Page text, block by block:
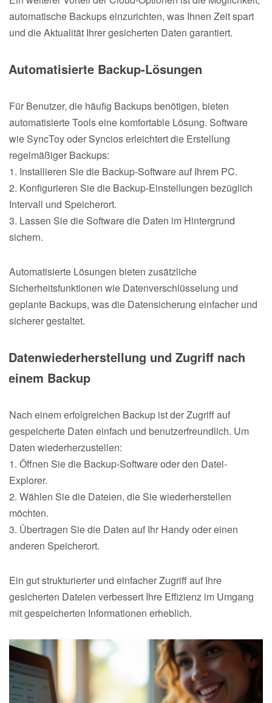
automatische Backups einzurichten, was Ihnen Zeit spart
und die Aktualität Ihrer gesicherten Daten garantiert.
Automatisierte Backup-Lösungen
Für Benutzer, die häufig Backups benötigen, bieten
automatisierte Tools eine komfortable Lösung. Software
wie SyncToy oder Syncios erleichtert die Erstellung
regelmäßiger Backups:
1. Installieren Sie die Backup-Software auf Ihrem PC.
2. Konfigurieren Sie die Backup-Einstellungen bezüglich
Intervall und Speicherort.
3. Lassen Sie die Software die Daten im Hintergrund
sichern.
Automatisierte Lösungen bieten zusätzliche
Sicherheitsfunktionen wie Datenverschlüsselung und
geplante Backups, was die Datensicherung einfacher und
sicherer gestaltet.
Datenwiederherstellung und Zugriff nach
einem Backup
Nach einem erfolgreichen Backup ist der Zugriff auf
gespeicherte Daten einfach und benutzerfreundlich. Um
Daten wiederherzustellen:
1. Öffnen Sie die Backup-Software oder den Datei-
Explorer.
2. Wählen Sie die Dateien, die Sie wiederherstellen
möchten.
3. Übertragen Sie die Daten auf Ihr Handy oder einen
anderen Speicherort.
Ein gut strukturierter und einfacher Zugriff auf Ihre
gesicherten Dateien verbessert Ihre Effizienz im Umgang
mit gespeicherten Informationen erheblich.